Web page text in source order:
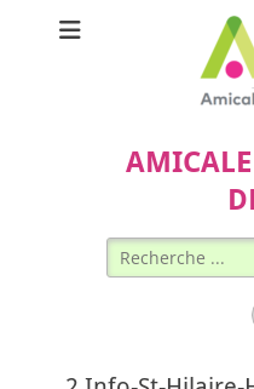
Rechercher :